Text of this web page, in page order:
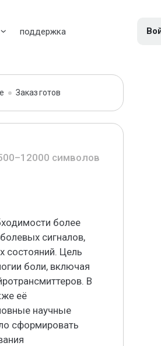
поддержка
Заказ готов
символов
более
сигналов,
состояний. Цель
боли, включая
В
её
научные
сформировать